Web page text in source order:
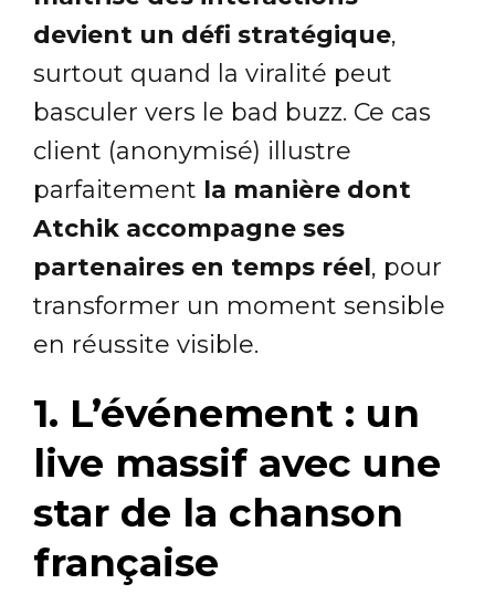
devient un défi stratégique,
surtout quand la viralité peut
basculer vers le bad buzz. Ce cas
client (anonymisé) illustre
parfaitement la manière dont
Atchik accompagne ses
partenaires en temps réel, pour
transformer un moment sensible
en réussite visible.
1. L’événement : un
live massif avec une
star de la chanson
française